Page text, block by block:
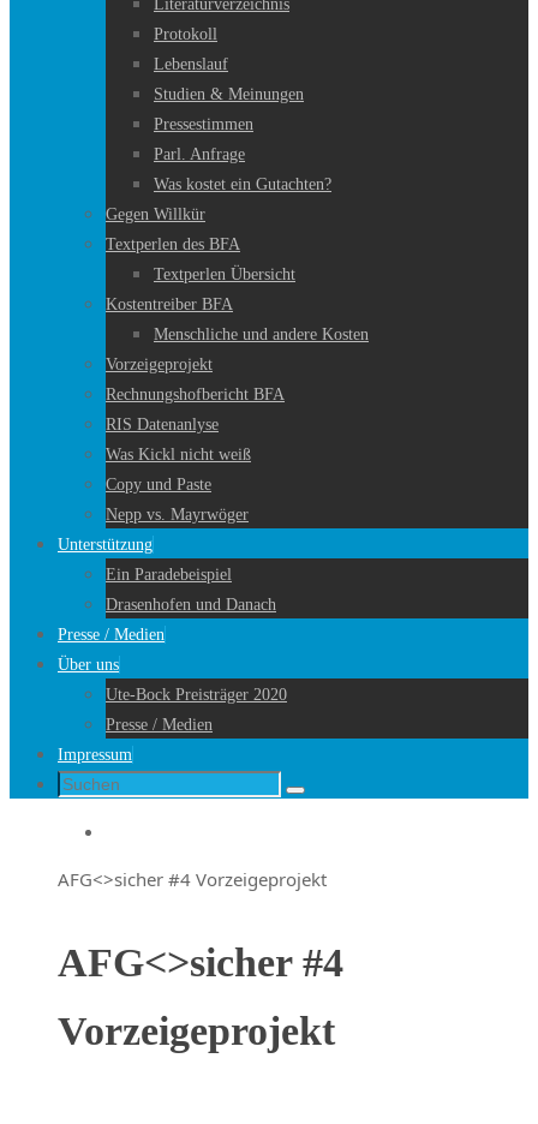
Literaturverzeichnis
Protokoll
Lebenslauf
Studien & Meinungen
Pressestimmen
Parl. Anfrage
Was kostet ein Gutachten?
Gegen Willkür
Textperlen des BFA
Textperlen Übersicht
Kostentreiber BFA
Menschliche und andere Kosten
Vorzeigeprojekt
Rechnungshofbericht BFA
RIS Datenanlyse
Was Kickl nicht weiß
Copy und Paste
Nepp vs. Mayrwöger
Unterstützung
Ein Paradebeispiel
Drasenhofen und Danach
Presse / Medien
Über uns
Ute-Bock Preisträger 2020
Presse / Medien
Impressum
Suche
Suchen
Startseite
AFG<>sicher #4 Vorzeigeprojekt
AFG<>sicher #4
Vorzeigeprojekt